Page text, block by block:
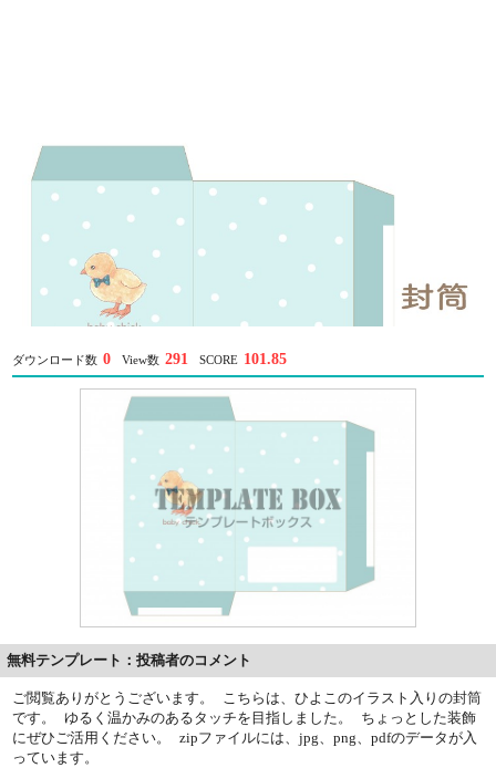
ダウンロード数 0 View数 291 SCORE 101.85
無料テンプレート：投稿者のコメント
ご閲覧ありがとうございます。 こちらは、ひよこのイラスト入りの封筒
です。 ゆるく温かみのあるタッチを目指しました。 ちょっとした装飾
にぜひご活用ください。 zipファイルには、jpg、png、pdfのデータが入
っています。